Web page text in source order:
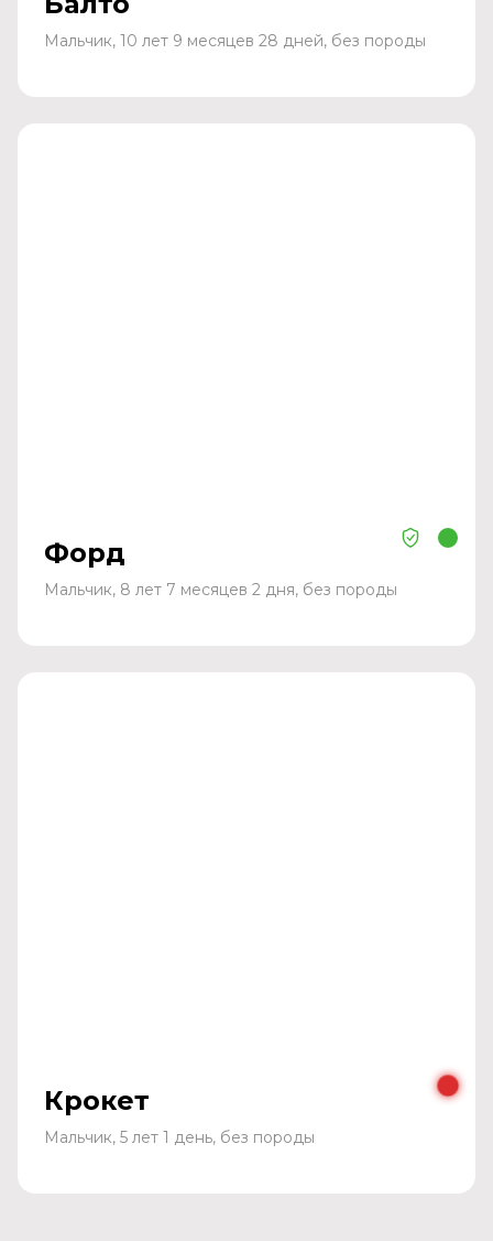
Мальчик, 10 лет 9 месяцев 28 дней, без породы
Форд
Мальчик, 8 лет 7 месяцев 2 дня, без породы
Крокет
Мальчик, 5 лет 1 день, без породы